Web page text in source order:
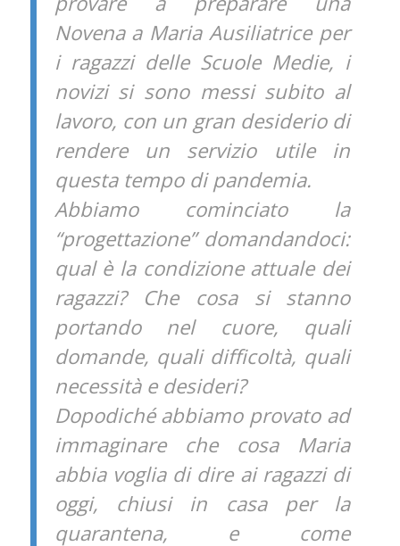
Novena a Maria Ausiliatrice per
i ragazzi delle Scuole Medie, i
novizi si sono messi subito al
lavoro, con un gran desiderio di
rendere un servizio utile in
questa tempo di pandemia.
Abbiamo cominciato la
“progettazione” domandandoci:
qual è la condizione attuale dei
ragazzi? Che cosa si stanno
portando nel cuore, quali
domande, quali difficoltà, quali
necessità e desideri?
Dopodiché abbiamo provato ad
immaginare che cosa Maria
abbia voglia di dire ai ragazzi di
oggi, chiusi in casa per la
quarantena, e come